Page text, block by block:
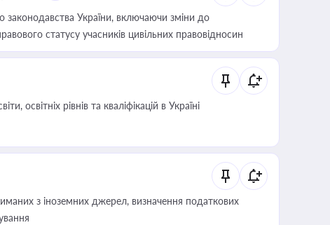
України, включаючи зміни до
статусу учасників цивільних правовідносин
освітніх рівнів та кваліфікацій в Україні
з іноземних джерел, визначення податкових